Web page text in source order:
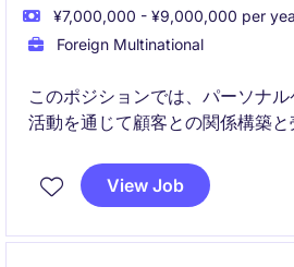
¥7,000,000 - ¥9,000,000 per
Foreign Multinational
このポジションでは、パーソナ
活動を通じて顧客との関係構築
貢献できる方を募集しています。
View Job